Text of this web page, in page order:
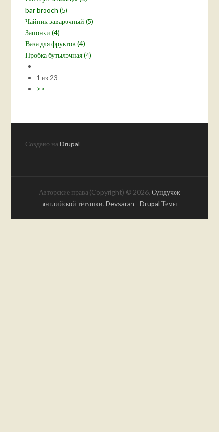
bar brooch (5)
Чайник заварочный (5)
Запонки (4)
Ваза для фруктов (4)
Пробка бутылочная (4)
1 из 23
>>
Создано наDrupal
Авторские права (Copyright) © 2026, Сундучок
английской тётушки. Devsaran - Drupal Темы